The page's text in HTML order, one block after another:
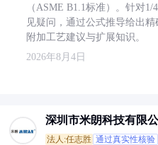
（ASME B1.1标准）。针对
见疑问，通过公式推导给出
附加工艺建议与扩展知识。
2026年8月4日
深圳市米朗科技有限
法人:任志胜 通过真实性核验